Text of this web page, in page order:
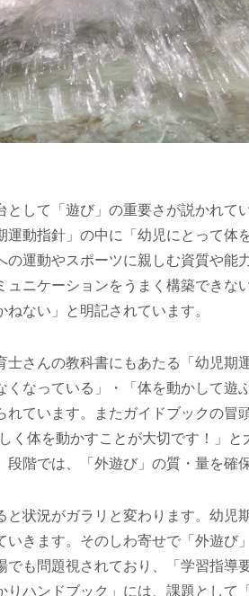
として「遊び」の重要さが説かれ
運動指針」の中に「幼児にとって体
の運動やスポーツに親しむ資質や能
ュニケーションをうまく構築できな
ない」と明記されています。
士さんの教科書にもあたる「幼児期
くなっている」・「体を動かして遊
れています。またガイドブックの冒
く体を動かすことが大切です！」
段階では、「外遊び」の質・量を確
と状況がガラリと変わります。幼児
いきます。そのしわ寄せで「外遊び
でも問題視されており、「学習指導
りハンドブック」には、課題として